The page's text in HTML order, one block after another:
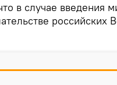
в случае введения
российских